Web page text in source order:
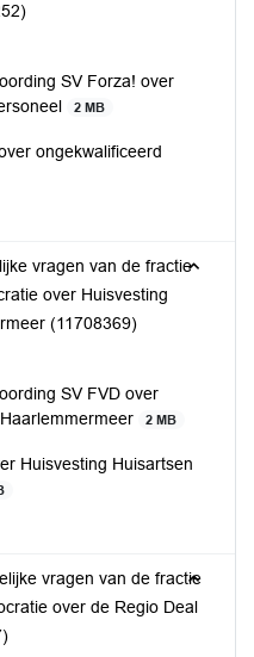
SV Forza! over
2 MB
ongekwalificeerd
vragen van de fractie
over Huisvesting
(11708369)
SV FVD over
2 MB
Huisvesting Huisartsen
vragen van de fractie
over de Regio Deal